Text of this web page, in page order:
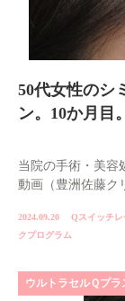
50代女性のシ
ン。10か月目。
当院の手術・美容
動画（豊洲佐藤ク
2024.09.20 Qスイッチレ
クプログラム
ウルトラセルＱプラ